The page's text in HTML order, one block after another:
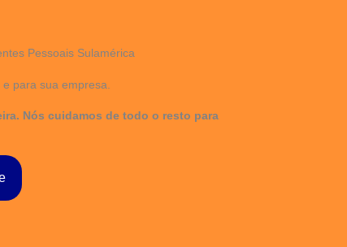
Pessoais Sulamérica
para sua empresa.
Nós cuidamos de todo o resto para